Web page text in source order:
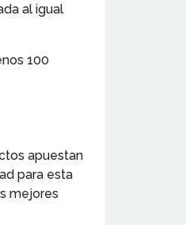
al igual
100
apuestan
para esta
mejores